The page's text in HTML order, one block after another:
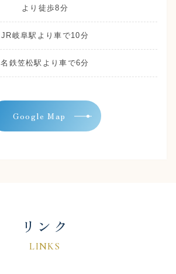
より徒歩8分
JR岐阜駅より車で10分
名鉄笠松駅より車で6分
Google Map
リンク
LINKS